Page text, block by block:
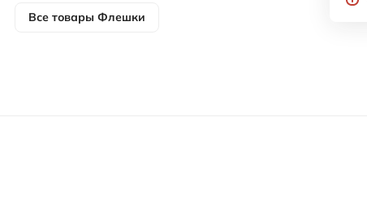
Все товары Флешки